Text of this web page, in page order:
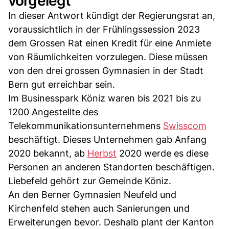
In dieser Antwort kündigt der Regierungsrat an,
voraussichtlich in der Frühlingssession 2023
dem Grossen Rat einen Kredit für eine Anmiete
von Räumlichkeiten vorzulegen. Diese müssen
von den drei grossen Gymnasien in der Stadt
Bern gut erreichbar sein.
Im Businesspark Köniz waren bis 2021 bis zu
1200 Angestellte des
Telekommunikationsunternehmens Swisscom
beschäftigt. Dieses Unternehmen gab Anfang
2020 bekannt, ab Herbst 2020 werde es diese
Personen an anderen Standorten beschäftigen.
Liebefeld gehört zur Gemeinde Köniz.
An den Berner Gymnasien Neufeld und
Kirchenfeld stehen auch Sanierungen und
Erweiterungen bevor. Deshalb plant der Kanton